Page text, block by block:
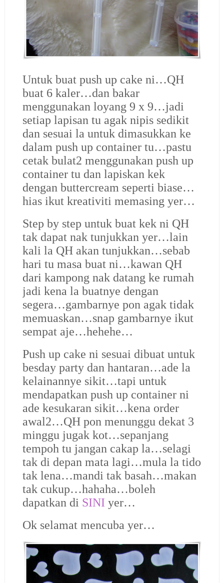
Untuk buat push up cake ni…QH
buat 6 kaler…dan bakar
menggunakan loyang 9 x 9…jadi
setiap lapisan tu agak nipis sedikit
dan sesuai la untuk dimasukkan ke
dalam push up container tu…pastu
cetak bulat2 menggunakan push up
container tu dan lapiskan kek
dengan buttercream seperti biase…
hias ikut kreativiti memasing yer…
Step by step untuk buat kek ni QH
tak dapat nak tunjukkan yer…lain
kali la QH akan tunjukkan…sebab
hari tu masa buat ni…kawan QH
dari kampong nak datang ke rumah
jadi kena la buatnye dengan
segera…gambarnye pon agak tidak
memuaskan…snap gambarnye ikut
sempat aje…hehehe…
Push up cake ni sesuai dibuat untuk
besday party dan hantaran…ade la
kelainannye sikit…tapi untuk
mendapatkan push up container ni
ade kesukaran sikit…kena order
awal2…QH pon menunggu dekat 3
minggu jugak kot…sepanjang
tempoh tu jangan cakap la…selagi
tak di depan mata lagi…mula la tido
tak lena…mandi tak basah…makan
tak cukup…hahaha…boleh
dapatkan di SINI yer…
Ok selamat mencuba yer…